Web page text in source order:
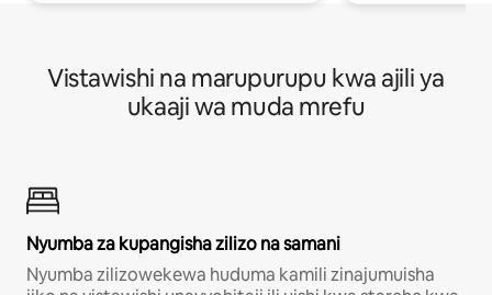
Vistawishi na marupurupu kwa ajili ya
ukaaji wa muda mrefu
Nyumba za kupangisha zilizo na samani
Nyumba zilizowekewa huduma kamili zinajumuisha